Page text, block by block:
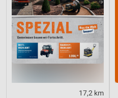
17,2 km